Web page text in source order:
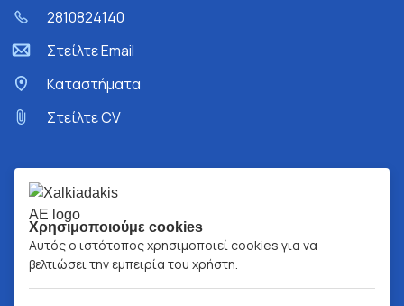
2810824140
Στείλτε Email
Kαταστήματα
Στείλτε CV
Χρησιμοποιούμε cookies
Αυτός ο ιστότοπος χρησιμοποιεί cookies για να
βελτιώσει την εμπειρία του χρήστη.